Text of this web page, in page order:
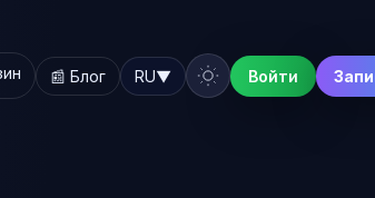
📰 Блог RU▼ Войти